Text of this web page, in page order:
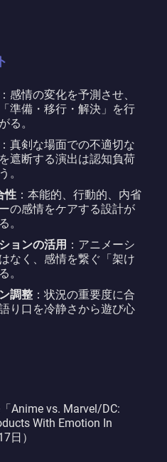
感情の変化を予測させ、
準備・移行・解決」を行
る。
：真剣な場面での不適切な
遮断する演出は認知負荷
。
性 ：本能的、行動的、内省
の感情をケアする設計が
。
ョンの活用 ：アニメーシ
なく、感情を繋ぐ「架け
。
調整 ：状況の重要度に合
り口を冷静さから遊び心
Anime vs. Marvel/DC:
With Emotion In
日）